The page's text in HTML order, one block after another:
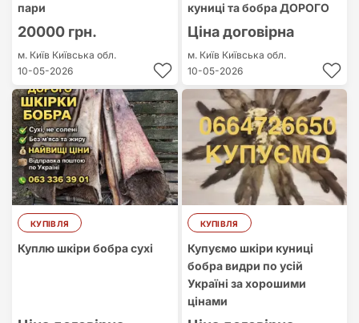
пари
20000 грн.
м. Київ Київська обл.
10-05-2026
куниці та бобра ДОРОГО
Ціна договірна
м. Київ Київська обл.
10-05-2026
КУПІВЛЯ
Куплю шкіри бобра сухі
КУПІВЛЯ
Купуємо шкіри куниці
бобра видри по усій
Україні за хорошими
цінами